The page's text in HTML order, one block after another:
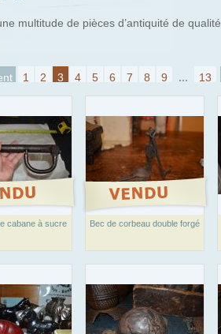
multitude de pièces d’antiquité de qualité.
1 2 3 4 5 6 7 8 9 ... 13
cabane à sucre Bec de corbeau double forgé